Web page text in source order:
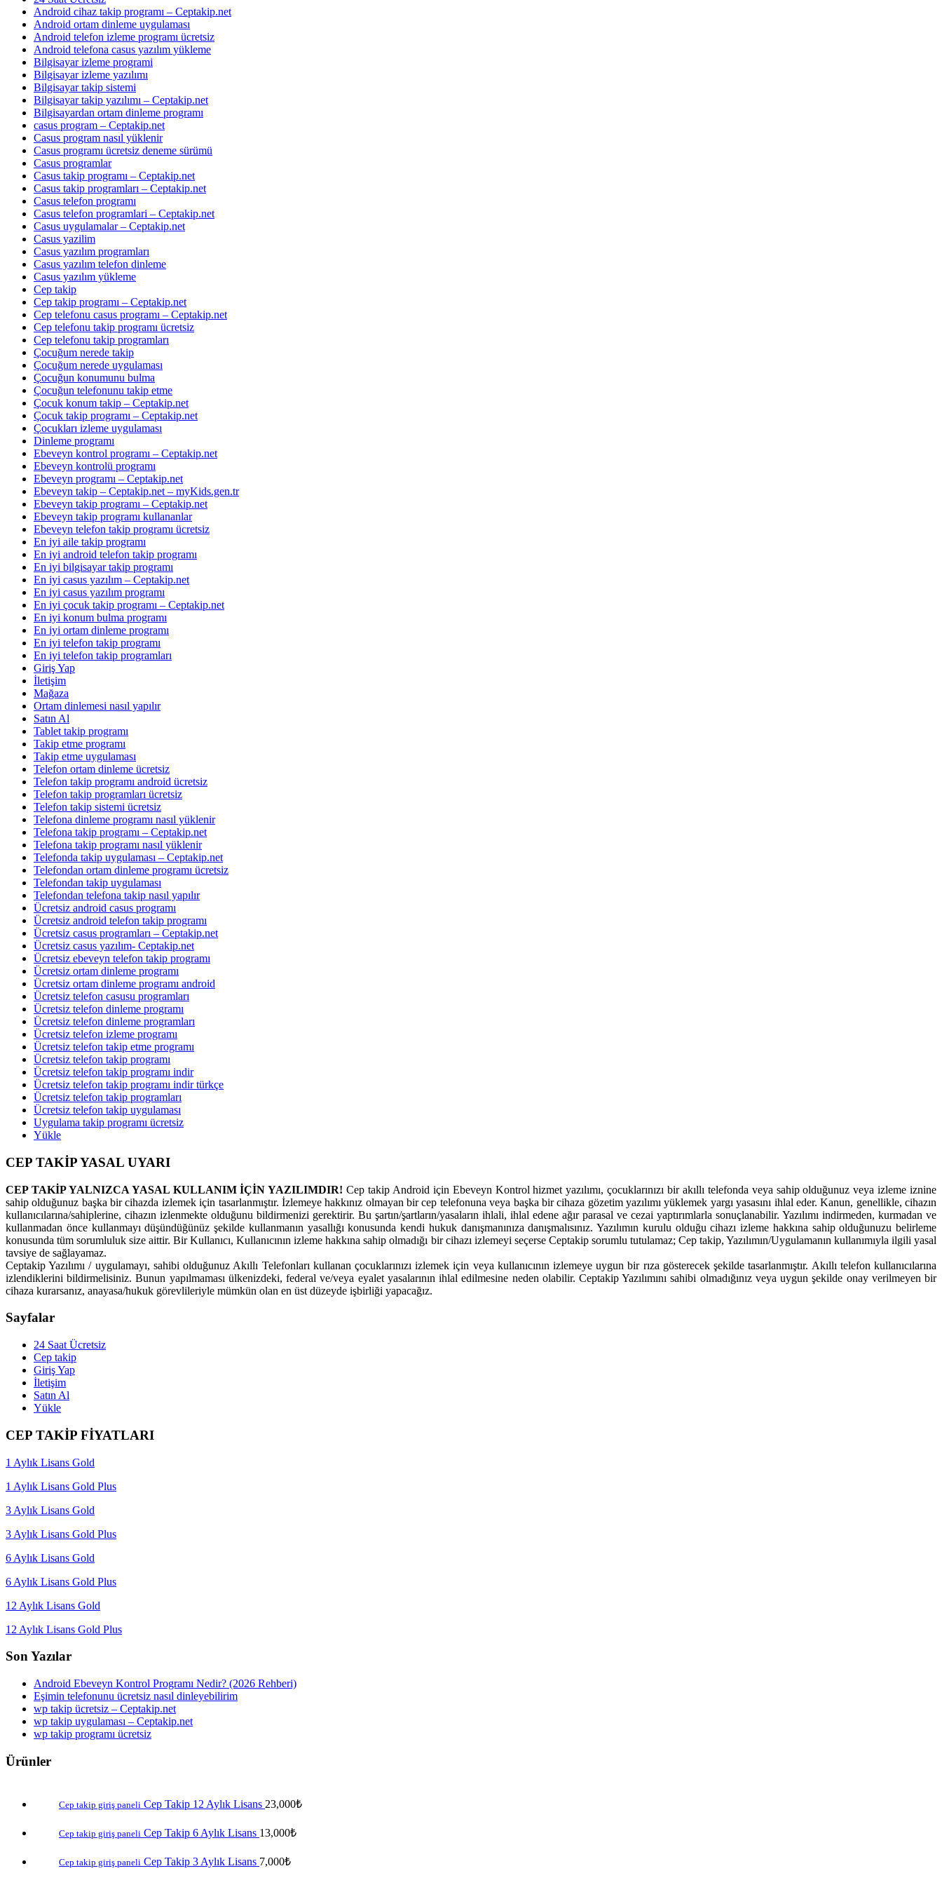
Android cihaz takip programı – Ceptakip.net
Android ortam dinleme uygulaması
Android telefon izleme programı ücretsiz
Android telefona casus yazılım yükleme
Bilgisayar izleme programi
Bilgisayar izleme yazılımı
Bilgisayar takip sistemi
Bilgisayar takip yazılımı – Ceptakip.net
Bilgisayardan ortam dinleme programı
casus program – Ceptakip.net
Casus program nasıl yüklenir
Casus programı ücretsiz deneme sürümü
Casus programlar
Casus takip programı – Ceptakip.net
Casus takip programları – Ceptakip.net
Casus telefon programı
Casus telefon programlari – Ceptakip.net
Casus uygulamalar – Ceptakip.net
Casus yazilim
Casus yazılım programları
Casus yazılım telefon dinleme
Casus yazılım yükleme
Cep takip
Cep takip programı – Ceptakip.net
Cep telefonu casus programı – Ceptakip.net
Cep telefonu takip programı ücretsiz
Cep telefonu takip programları
Çocuğum nerede takip
Çocuğum nerede uygulaması
Çocuğun konumunu bulma
Çocuğun telefonunu takip etme
Çocuk konum takip – Ceptakip.net
Çocuk takip programı – Ceptakip.net
Çocukları izleme uygulaması
Dinleme programı
Ebeveyn kontrol programı – Ceptakip.net
Ebeveyn kontrolü programı
Ebeveyn programı – Ceptakip.net
Ebeveyn takip – Ceptakip.net – myKids.gen.tr
Ebeveyn takip programı – Ceptakip.net
Ebeveyn takip programı kullananlar
Ebeveyn telefon takip programı ücretsiz
En iyi aile takip programı
En iyi android telefon takip programı
En iyi bilgisayar takip programı
En iyi casus yazılım – Ceptakip.net
En iyi casus yazılım programı
En iyi çocuk takip programı – Ceptakip.net
En iyi konum bulma programı
En iyi ortam dinleme programı
En iyi telefon takip programı
En iyi telefon takip programları
Giriş Yap
İletişim
Mağaza
Ortam dinlemesi nasıl yapılır
Satın Al
Tablet takip programı
Takip etme programı
Takip etme uygulaması
Telefon ortam dinleme ücretsiz
Telefon takip programı android ücretsiz
Telefon takip programları ücretsiz
Telefon takip sistemi ücretsiz
Telefona dinleme programı nasıl yüklenir
Telefona takip programı – Ceptakip.net
Telefona takip programı nasıl yüklenir
Telefonda takip uygulaması – Ceptakip.net
Telefondan ortam dinleme programı ücretsiz
Telefondan takip uygulaması
Telefondan telefona takip nasıl yapılır
Ücretsiz android casus programı
Ücretsiz android telefon takip programı
Ücretsiz casus programları – Ceptakip.net
Ücretsiz casus yazılım- Ceptakip.net
Ücretsiz ebeveyn telefon takip programı
Ücretsiz ortam dinleme programı
Ücretsiz ortam dinleme programı android
Ücretsiz telefon casusu programları
Ücretsiz telefon dinleme programı
Ücretsiz telefon dinleme programları
Ücretsiz telefon izleme programı
Ücretsiz telefon takip etme programı
Ücretsiz telefon takip programı
Ücretsiz telefon takip programı indir
Ücretsiz telefon takip programı indir türkçe
Ücretsiz telefon takip programları
Ücretsiz telefon takip uygulaması
Uygulama takip programı ücretsiz
Yükle
CEP TAKİP YASAL UYARI
CEP TAKİP YALNIZCA YASAL KULLANIM İÇİN YAZILIMDIR! Cep takip Android için Ebeveyn Kontrol hizmet yazılımı, çocuklarınızı bir akıllı telefonda veya sahip olduğunuz veya izleme iznine
sahip olduğunuz başka bir cihazda izlemek için tasarlanmıştır. İzlemeye hakkınız olmayan bir cep telefonuna veya başka bir cihaza gözetim yazılımı yüklemek yargı yasasını ihlal eder. Kanun, genellikle, cihazın
kullanıcılarına/sahiplerine, cihazın izlenmekte olduğunu bildirmenizi gerektirir. Bu şartın/şartların/yasaların ihlali, ihlal edene ağır parasal ve cezai yaptırımlarla sonuçlanabilir. Yazılımı indirmeden, kurmadan ve
kullanmadan önce kullanmayı düşündüğünüz şekilde kullanmanın yasallığı konusunda kendi hukuk danışmanınıza danışmalısınız. Yazılımın kurulu olduğu cihazı izleme hakkına sahip olduğunuzu belirleme
konusunda tüm sorumluluk size aittir. Bir Kullanıcı, Kullanıcının izleme hakkına sahip olmadığı bir cihazı izlemeyi seçerse Ceptakip sorumlu tutulamaz; Cep takip, Yazılımın/Uygulamanın kullanımıyla ilgili yasal
tavsiye de sağlayamaz.
Ceptakip Yazılımı / uygulamayı, sahibi olduğunuz Akıllı Telefonları kullanan çocuklarınızı izlemek için veya kullanıcının izlemeye uygun bir rıza gösterecek şekilde tasarlanmıştır. Akıllı telefon kullanıcılarına
izlendiklerini bildirmelisiniz. Bunun yapılmaması ülkenizdeki, federal ve/veya eyalet yasalarının ihlal edilmesine neden olabilir. Ceptakip Yazılımını sahibi olmadığınız veya uygun şekilde onay verilmeyen bir
cihaza kurarsanız, anayasa/hukuk görevlileriyle mümkün olan en üst düzeyde işbirliği yapacağız.
Sayfalar
24 Saat Ücretsiz
Cep takip
Giriş Yap
İletişim
Satın Al
Yükle
CEP TAKİP FİYATLARI
1 Aylık Lisans Gold
1 Aylık Lisans Gold Plus
3 Aylık Lisans Gold
3 Aylık Lisans Gold Plus
6 Aylık Lisans Gold
6 Aylık Lisans Gold Plus
12 Aylık Lisans Gold
12 Aylık Lisans Gold Plus
Son Yazılar
Android Ebeveyn Kontrol Programı Nedir? (2026 Rehberi)
Eşimin telefonunu ücretsiz nasıl dinleyebilirim
wp takip ücretsiz – Ceptakip.net
wp takip uygulaması – Ceptakip.net
wp takip programı ücretsiz
Ürünler
Cep takip giriş paneli Cep Takip 12 Aylık Lisans 23,000₺
Cep takip giriş paneli Cep Takip 6 Aylık Lisans 13,000₺
Cep takip giriş paneli Cep Takip 3 Aylık Lisans 7,000₺